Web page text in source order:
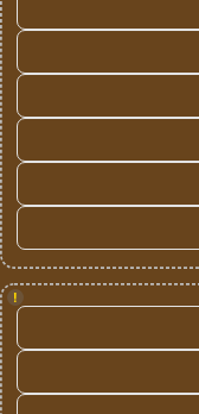
!